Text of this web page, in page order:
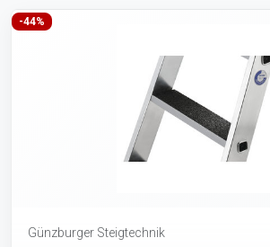
-44%
Günzburger Steigtechnik